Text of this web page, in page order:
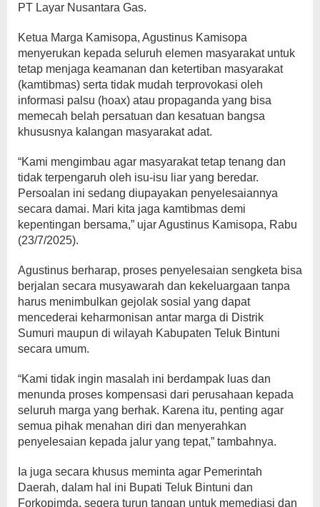
PT Layar Nusantara Gas.
Ketua Marga Kamisopa, Agustinus Kamisopa
menyerukan kepada seluruh elemen masyarakat untuk
tetap menjaga keamanan dan ketertiban masyarakat
(kamtibmas) serta tidak mudah terprovokasi oleh
informasi palsu (hoax) atau propaganda yang bisa
memecah belah persatuan dan kesatuan bangsa
khususnya kalangan masyarakat adat.
“Kami mengimbau agar masyarakat tetap tenang dan
tidak terpengaruh oleh isu-isu liar yang beredar.
Persoalan ini sedang diupayakan penyelesaiannya
secara damai. Mari kita jaga kamtibmas demi
kepentingan bersama,” ujar Agustinus Kamisopa, Rabu
(23/7/2025).
Agustinus berharap, proses penyelesaian sengketa bisa
berjalan secara musyawarah dan kekeluargaan tanpa
harus menimbulkan gejolak sosial yang dapat
mencederai keharmonisan antar marga di Distrik
Sumuri maupun di wilayah Kabupaten Teluk Bintuni
secara umum.
“Kami tidak ingin masalah ini berdampak luas dan
menunda proses kompensasi dari perusahaan kepada
seluruh marga yang berhak. Karena itu, penting agar
semua pihak menahan diri dan menyerahkan
penyelesaian kepada jalur yang tepat,” tambahnya.
Ia juga secara khusus meminta agar Pemerintah
Daerah, dalam hal ini Bupati Teluk Bintuni dan
Forkopimda, segera turun tangan untuk memediasi dan